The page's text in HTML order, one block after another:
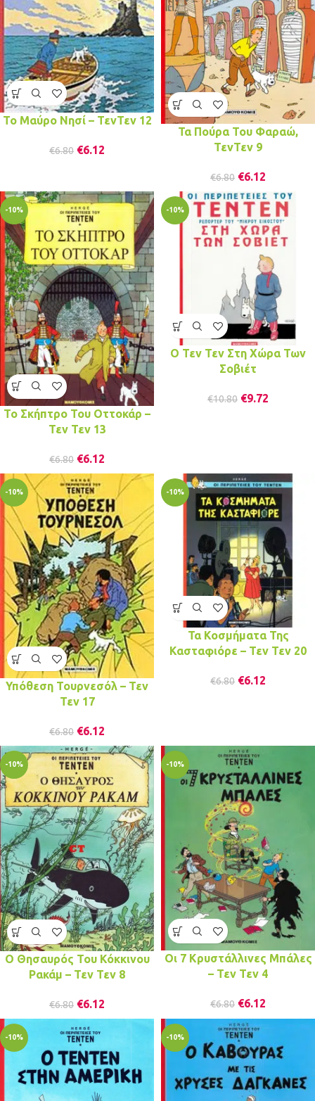
Το Μαύρο Νησί – ΤενΤεν 12
€6.80 €6.12
Τα Πούρα Του Φαραώ,
ΤενΤεν 9
€6.80 €6.12
-10%
Το Σκήπτρο Του Οττοκάρ –
Τεν Τεν 13
€6.80 €6.12
-10%
Ο Τεν Τεν Στη Χώρα Των
Σοβιέτ
€10.80 €9.72
-10%
Υπόθεση Τουρνεσόλ – Τεν
Τεν 17
€6.80 €6.12
-10%
Τα Κοσμήματα Της
Κασταφιόρε – Τεν Τεν 20
€6.80 €6.12
-10%
Ο Θησαυρός Του Κόκκινου
Ρακάμ – Τεν Τεν 8
€6.80 €6.12
-10%
Οι 7 Κρυστάλλινες Μπάλες
– Τεν Τεν 4
€6.80 €6.12
-10% -10%